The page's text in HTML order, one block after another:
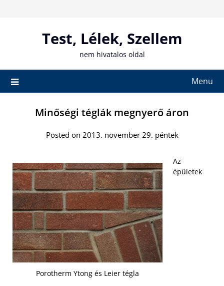
Test, Lélek, Szellem
nem hivatalos oldal
Menu
Minőségi téglák megnyerő áron
Posted on 2013. november 29. péntek
Porotherm Ytong és Leier tégla
Az
épületek